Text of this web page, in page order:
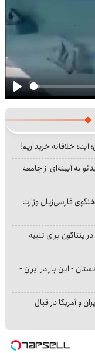
Play
ایده خلاقانه خریداریم!
به آیینه‌ای از جامعه
فارسی‌زبان وزارت
پنتاگون برای تنبیه
- این بار در ایران -
و آمریکا در قبال